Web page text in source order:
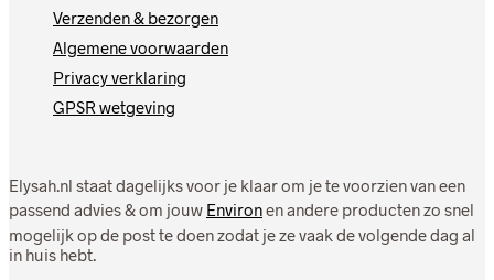
Verzenden & bezorgen
Algemene voorwaarden
Privacy verklaring
GPSR wetgeving
Elysah.nl staat dagelijks voor je klaar om je te voorzien van een
passend advies & om jouw Environen andere producten zo snel
mogelijk op de post te doen zodat je ze vaak de volgende dag al
in huis hebt.